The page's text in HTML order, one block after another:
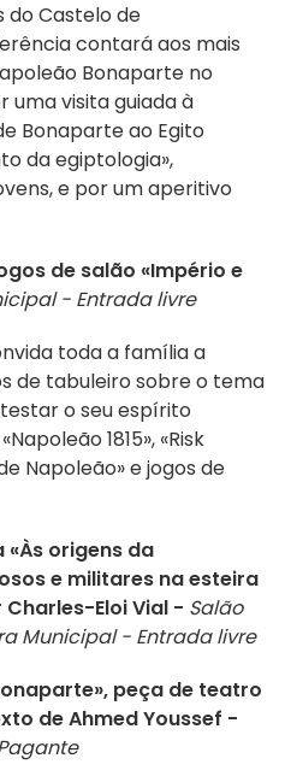
do Castelo de
contará aos mais
Bonaparte no
uma visita guiada à
Bonaparte ao Egito
da egiptologia»,
e por um aperitivo
de salão «Império e
- Entrada livre
toda a família a
de tabuleiro sobre o tema
o seu espírito
1815», «Risk
Napoleão» e jogos de
«Às origens da
e militares na esteira
Eloi Vial - Salão
Municipal - Entrada livre
peça de teatro
de Ahmed Youssef -